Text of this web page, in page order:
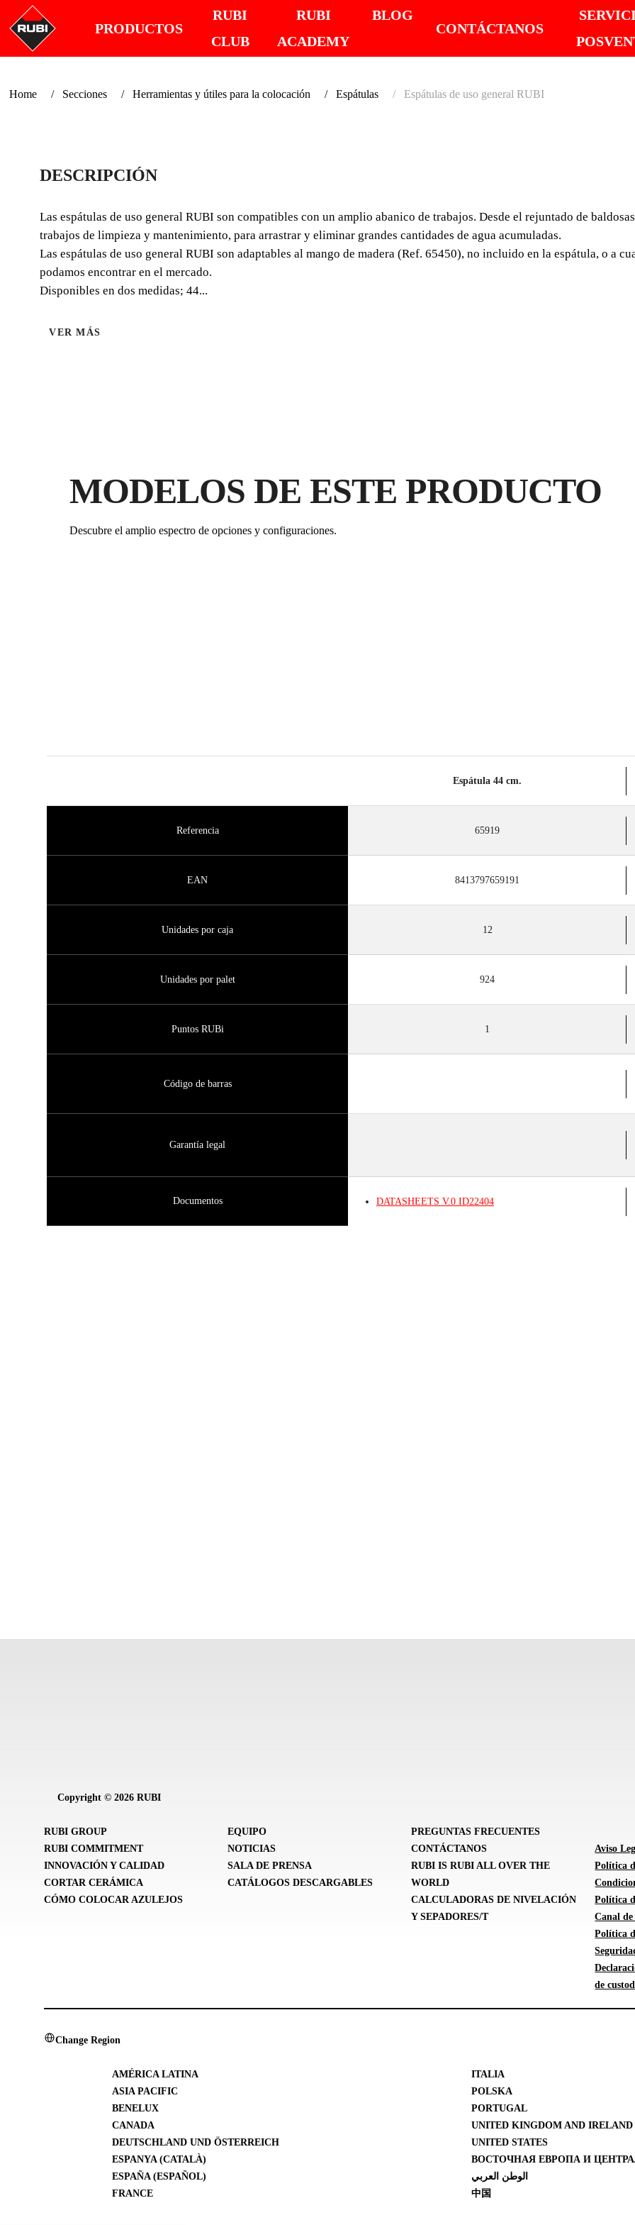
PRODUCTOS
RUBI
CLUB
RUBI
ACADEMY
BLOG
CONTÁCTANOS
Home Secciones Herramientas y útiles para la colocación Espátulas Espátulas de uso general RUBI
Las espátulas de uso
trabajos. Desde el
DESCRIPCIÓN
Las espátulas de uso general RUBI son compatibles con un amplio abanico de trabajos. Desde el rejuntado de
trabajos de limpieza y mantenimiento, para arrastrar y eliminar grandes cantidades de agua acumuladas.
Las espátulas de uso general RUBI son adaptables al mango de madera (Ref. 65450), no incluido en la espátula, o a
podamos encontrar en el mercado.
Disponibles en dos medidas; 44...
VER MÁS
MODELOS DE ESTE PRODUCTO
Descubre el amplio espectro de opciones y configuraciones.
Espátula 44 cm.
Referencia 65919
EAN 8413797659191
Unidades por caja 12
Unidades por palet 924
Puntos RUBi 1
Código de barras
Garantía legal
Documentos DATASHEETS V.0 ID22404
Copyright © 2026 RUBI
RUBI GROUP
RUBI COMMITMENT
INNOVACIÓN Y CALIDAD
CORTAR CERÁMICA
CÓMO COLOCAR AZULEJOS
EQUIPO
NOTICIAS
SALA DE PRENSA
CATÁLOGOS DESCARGABLES
PREGUNTAS FRECUENTES
CONTÁCTANOS
RUBI IS RUBI ALL OVER THE
WORLD
CALCULADORAS DE NIVELACIÓN
Y SEPADORES/T
Aviso
Política
Política
Canal de
Política
de
Change Region
AMÉRICA LATINA
ASIA PACIFIC
BENELUX
CANADA
DEUTSCHLAND UND ÖSTERREICH
ESPANYA (CATALÀ)
ESPAÑA (ESPAÑOL)
FRANCE
ITALIA
POLSKA
PORTUGAL
UNITED KINGDOM AND IRELAND
UNITED STATES
ВОСТОЧНАЯ ЕВРОПА И
الوطن العربي
中国